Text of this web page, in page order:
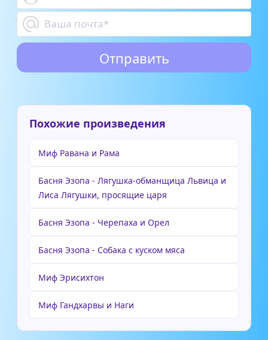
Похожие произведения
Миф Равана и Рама
Басня Эзопа - Лягушка-обманщица Львица и
Лиса Лягушки, просящие царя
Басня Эзопа - Черепаха и Орел
Басня Эзопа - Собака с куском мяса
Миф Эрисихтон
Миф Гандхарвы и Наги